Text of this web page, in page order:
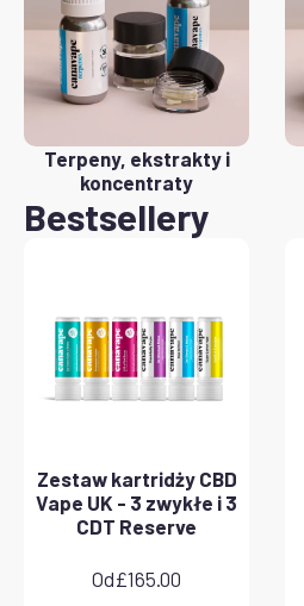
Terpeny, ekstrakty i
koncentraty
Bestsellery
Zestaw kartridży CBD
Vape UK - 3 zwykłe i 3
CDT Reserve
Od£165.00